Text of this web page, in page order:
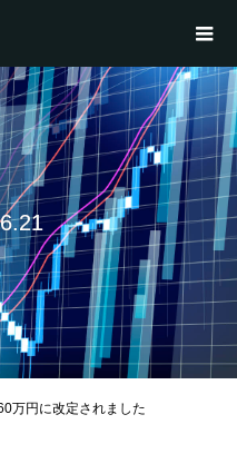
万円に改定されました